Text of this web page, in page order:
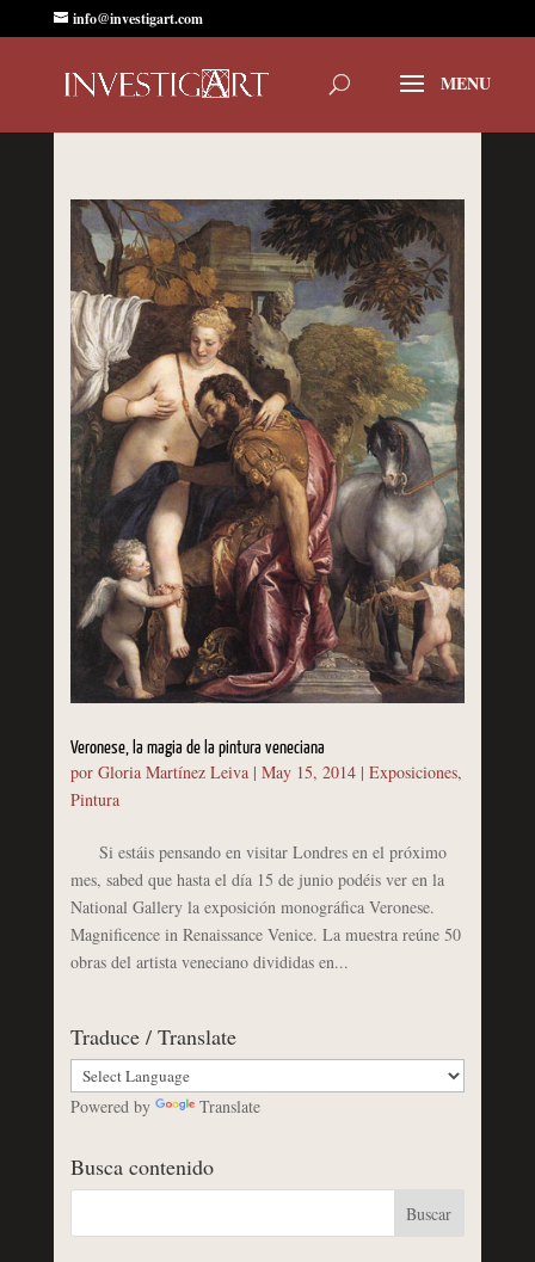
info@investigart.com
Veronese, la magia de la pintura veneciana
por Gloria Martínez Leiva| May 15, 2014| Exposiciones,
Pintura
Si estáis pensando en visitar Londres en el próximo
mes, sabed que hasta el día 15 de junio podéis ver en la
National Gallery la exposición monográfica Veronese.
Magnificence in Renaissance Venice. La muestra reúne 50
obras del artista veneciano divididas en...
Traduce / Translate
Powered by Translate
Busca contenido